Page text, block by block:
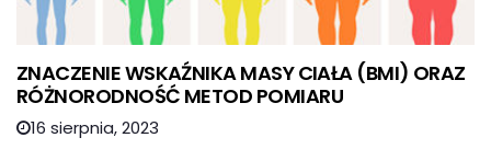
ZNACZENIE WSKAŹNIKA MASY CIAŁA (BMI) ORAZ
RÓŻNORODNOŚĆ METOD POMIARU
16 sierpnia, 2023